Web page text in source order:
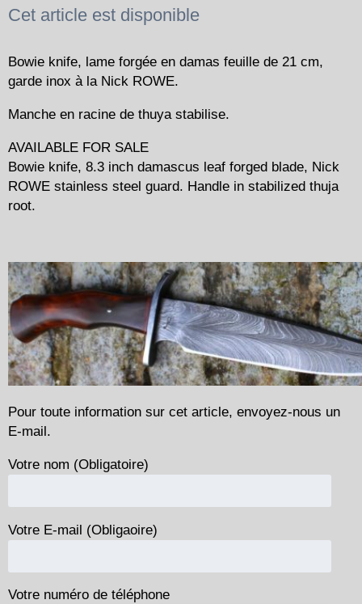
Cet article est disponible
Bowie knife, lame forgée en damas feuille de 21 cm,
garde inox à la Nick ROWE.
Manche en racine de thuya stabilise.
AVAILABLE FOR SALE
Bowie knife, 8.3 inch damascus leaf forged blade, Nick
ROWE stainless steel guard. Handle in stabilized thuja
root.
Pour toute information sur cet article, envoyez-nous un
E-mail.
Votre nom (Obligatoire)
Votre E-mail (Obligaoire)
Votre numéro de téléphone